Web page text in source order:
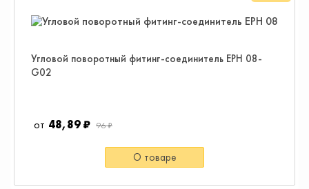
Угловой поворотный фитинг-соединитель EPH 08-
G02
48,89 ₽ 96 ₽
О товаре